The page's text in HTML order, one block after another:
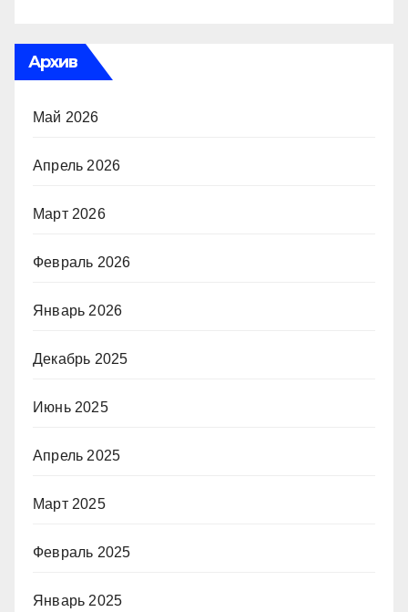
Архив
Май 2026
Апрель 2026
Март 2026
Февраль 2026
Январь 2026
Декабрь 2025
Июнь 2025
Апрель 2025
Март 2025
Февраль 2025
Январь 2025